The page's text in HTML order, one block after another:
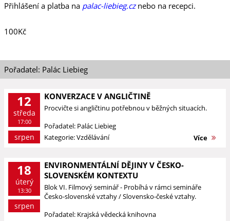
Přihlášení a platba na palac-liebieg.cznebo na recepci.
100Kč
Pořadatel: Palác Liebieg
12
středa
17:00
srpen
KONVERZACE V ANGLIČTINĚ
Procvičte si angličtinu potřebnou v běžných situacích.
Pořadatel: Palác Liebieg
Kategorie: Vzdělávání
Více
18
úterý
13:30
srpen
ENVIRONMENTÁLNÍ DĚJINY V ČESKO-
SLOVENSKÉM KONTEXTU
Blok VI. Filmový seminář - Probíhá v rámci semináře
Česko-slovenské vztahy / Slovensko-české vztahy.
Pořadatel: Krajská vědecká knihovna